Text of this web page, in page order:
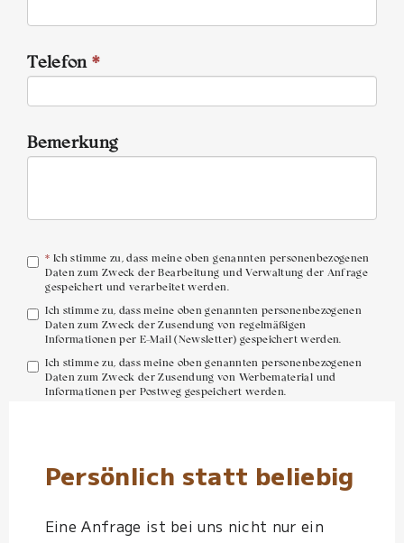
Telefon*
Bemerkung
* Ich stimme zu, dass meine oben genannten personenbezogenen
Daten zum Zweck der Bearbeitung und Verwaltung der Anfrage
gespeichert und verarbeitet werden.
Ich stimme zu, dass meine oben genannten personenbezogenen
Daten zum Zweck der Zusendung von regelmäßigen
Informationen per E-Mail (Newsletter) gespeichert werden.
Ich stimme zu, dass meine oben genannten personenbezogenen
Daten zum Zweck der Zusendung von Werbematerial und
Informationen per Postweg gespeichert werden.
Persönlich statt beliebig
Eine Anfrage ist bei uns nicht nur ein